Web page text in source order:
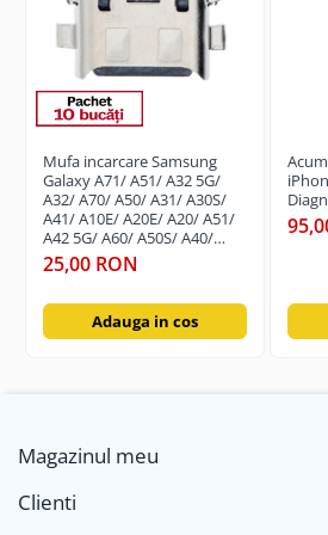
montat intr-un service GSM.
Click aici pentru mai multe informatii
Mufa incarcare Samsung
Galaxy A71/ A51/ A32 5G/
A32/ A70/ A50/ A31/ A30S/
A41/ A10E/ A20E/ A20/ A51/
A42 5G/ A60/ A50S/ A40/
A30/ A22 4G/ A12/ A13 5G/
A21S / A14 5G-Pachet 10 buc
25,00 RON
Adauga in cos
Magazinul meu
Clienti